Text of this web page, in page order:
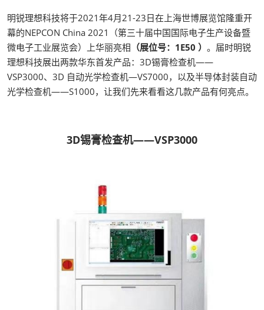
明锐理想科技将于2021年4月21-23日在上海世博展览馆隆重开
幕的NEPCON China 2021（第三十届中国国际电子生产设备暨
微电子工业展览会）上华丽亮相 （展位号：1E50 ） 。届时明锐
理想科技展出两款华东首发产品：3D锡膏检查机——
VSP3000、3D 自动光学检查机—VS7000，以及半导体封装自动
光学检查机——S1000，让我们先来看看这几款产品有何亮点。
3D锡膏检查机——VSP3000